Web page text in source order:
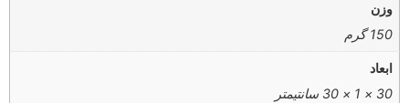
وزن
150 گرم
ابعاد
30 × 1 × 30 سانتیمتر